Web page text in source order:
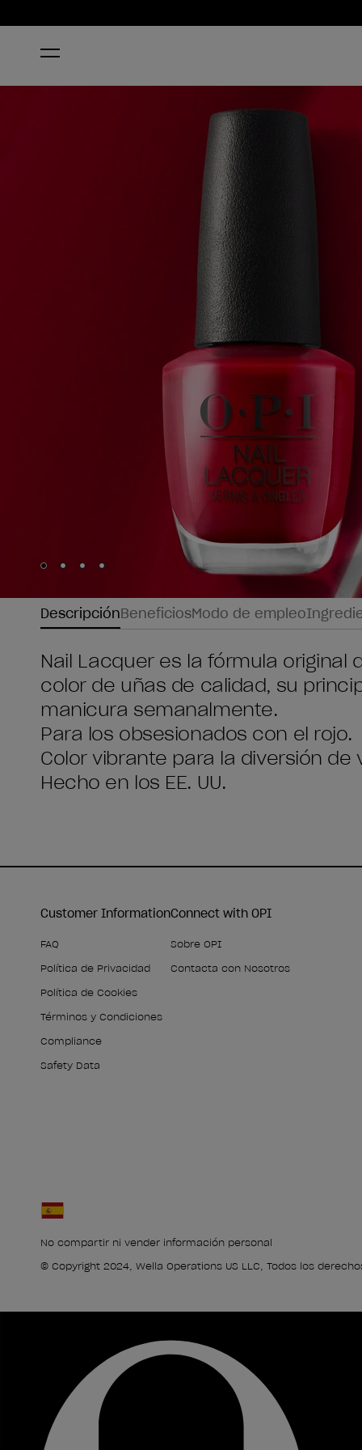
Skip to slide
Skip to slide
Skip to slide
Skip to slide
DescripciónBeneficiosModo de empleo
Nail Lacquer es la fórmula
color de uñas de calidad, su
manicura semanalmente.
Para los obsesionados con el rojo.
Color vibrante para la diversión de
Hecho en los EE. UU.
Customer Information
FAQ
Política de Privacidad
Política de Cookies
Términos y Condiciones
Compliance
Safety Data
Connect with OPI
Sobre OPI
Contacta con Nosotros
No compartir ni vender información personal
© Copyright 2024, Wella Operations US LLC, Todos los